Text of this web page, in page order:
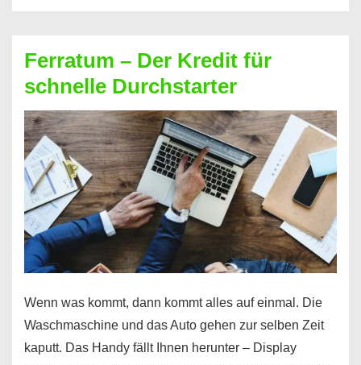
Ferratum – Der Kredit für
schnelle Durchstarter
Wenn was kommt, dann kommt alles auf einmal. Die
Waschmaschine und das Auto gehen zur selben Zeit
kaputt. Das Handy fällt Ihnen herunter – Display